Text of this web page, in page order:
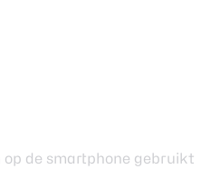
de smartphone gebruikt